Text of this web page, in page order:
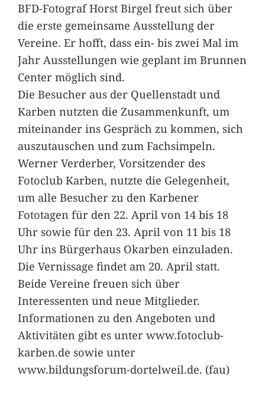
BFD-Fotograf Horst Birgel freut sich über
die erste gemeinsame Ausstellung der
Vereine. Er hofft, dass ein- bis zwei Mal im
Jahr Ausstellungen wie geplant im Brunnen
Center möglich sind.
Die Besucher aus der Quellenstadt und
Karben nutzten die Zusammenkunft, um
miteinander ins Gespräch zu kommen, sich
auszutauschen und zum Fachsimpeln.
Werner Verderber, Vorsitzender des
Fotoclub Karben, nutzte die Gelegenheit,
um alle Besucher zu den Karbener
Fototagen für den 22. April von 14 bis 18
Uhr sowie für den 23. April von 11 bis 18
Uhr ins Bürgerhaus Okarben einzuladen.
Die Vernissage findet am 20. April statt.
Beide Vereine freuen sich über
Interessenten und neue Mitglieder.
Informationen zu den Angeboten und
Aktivitäten gibt es unter www.fotoclub-
karben.de sowie unter
www.bildungsforum-dortelweil.de. (fau)